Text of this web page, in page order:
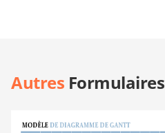
Autres Formulaires